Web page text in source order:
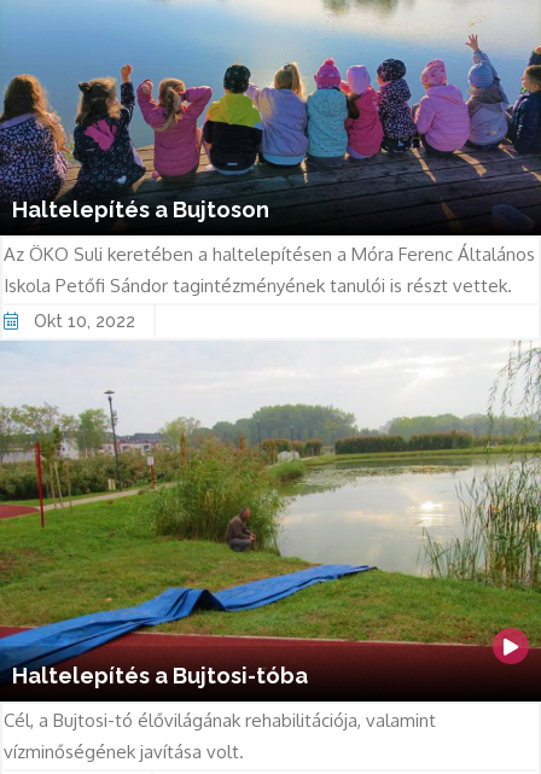
Haltelepítés a Bujtoson
Az ÖKO Suli keretében a haltelepítésen a Móra Ferenc Általános
Iskola Petőfi Sándor tagintézményének tanulói is részt vettek.
Okt 10, 2022
Haltelepítés a Bujtosi-tóba
Cél, a Bujtosi-tó élővilágának rehabilitációja, valamint
vízminőségének javítása volt.